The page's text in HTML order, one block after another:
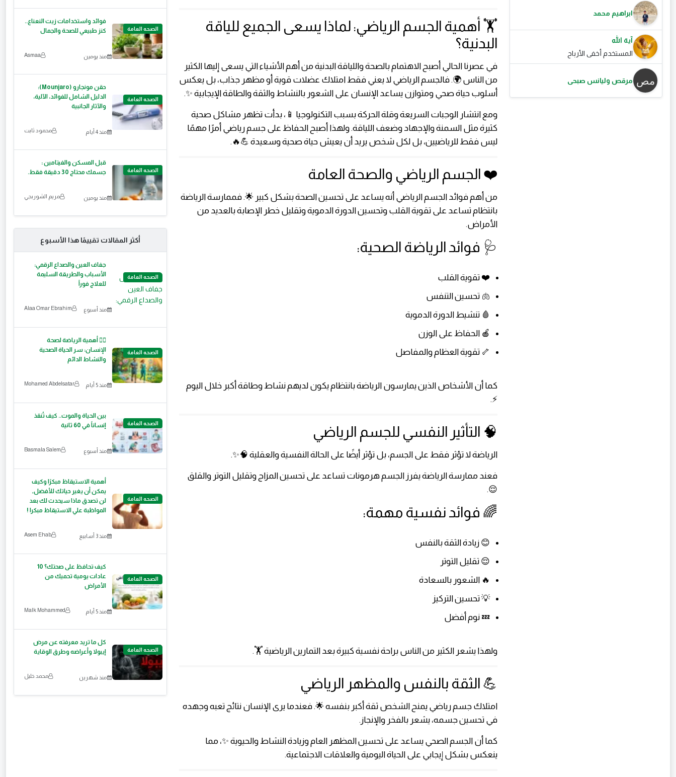
ابراهيم محمد
آية الله
المستخدم أخفى الأرباح
مرقص وليانس صبحى
🏋️ أهمية الجسم الرياضي: لماذا يسعى الجميع للياقة
البدنية؟
في عصرنا الحالي أصبح الاهتمام بالصحة واللياقة البدنية من أهم الأشياء التي يسعى إليها الكثير
من الناس 🌍. فالجسم الرياضي لا يعني فقط امتلاك عضلات قوية أو مظهر جذاب، بل يعكس
أسلوب حياة صحي ومتوازن يساعد الإنسان على الشعور بالنشاط والثقة والطاقة الإيجابية ✨.
ومع انتشار الوجبات السريعة وقلة الحركة بسبب التكنولوجيا 📱، بدأت تظهر مشاكل صحية
كثيرة مثل السمنة والإجهاد وضعف اللياقة. ولهذا أصبح الحفاظ على جسم رياضي أمرًا مهمًا
ليس فقط للرياضيين، بل لكل شخص يريد أن يعيش حياة صحية وسعيدة 💪🔥.
❤️ الجسم الرياضي والصحة العامة
من أهم فوائد الجسم الرياضي أنه يساعد على تحسين الصحة بشكل كبير 🌟. فممارسة الرياضة
بانتظام تساعد على تقوية القلب وتحسين الدورة الدموية وتقليل خطر الإصابة بالعديد من
الأمراض.
🩺 فوائد الرياضة الصحية:
❤️ تقوية القلب
🫁 تحسين التنفس
🩸 تنشيط الدورة الدموية
🍎 الحفاظ على الوزن
🦴 تقوية العظام والمفاصل
كما أن الأشخاص الذين يمارسون الرياضة بانتظام يكون لديهم نشاط وطاقة أكبر خلال اليوم
⚡.
🧠 التأثير النفسي للجسم الرياضي
الرياضة لا تؤثر فقط على الجسم، بل تؤثر أيضًا على الحالة النفسية والعقلية 🧠✨.
فعند ممارسة الرياضة يفرز الجسم هرمونات تساعد على تحسين المزاج وتقليل التوتر والقلق
😌.
🌈 فوائد نفسية مهمة:
😊 زيادة الثقة بالنفس
😌 تقليل التوتر
🔥 الشعور بالسعادة
💡 تحسين التركيز
💤 نوم أفضل
ولهذا يشعر الكثير من الناس براحة نفسية كبيرة بعد التمارين الرياضية 🏋️.
💪 الثقة بالنفس والمظهر الرياضي
امتلاك جسم رياضي يمنح الشخص ثقة أكبر بنفسه 🌟. فعندما يرى الإنسان نتائج تعبه وجهده
في تحسين جسمه، يشعر بالفخر والإنجاز.
كما أن الجسم الصحي يساعد على تحسين المظهر العام وزيادة النشاط والحيوية ✨، مما
ينعكس بشكل إيجابي على الحياة اليومية والعلاقات الاجتماعية.
الصحه العامة
فوائد واستخدامات زيت النعناع..
كنز طبيعي للصحة والجمال
منذ يومين Asmaa
الصحه العامة
حقن مونجارو (Mounjaro):
الدليل الشامل للفوائد، الآلية،
والآثار الجانبية
منذ 4 أيام محمود ثابت
الصحه العامة
قبل المسكن والفيتامين :
جسمك محتاج 30 دقيقة فقط.
منذ يومين مريم الشوربجي
أكثر المقالات تقييمًا هذا الأسبوع
الصحه العامة
جفاف العين والصداع الرقمي:
الأسباب والطريقة السليمة
للعلاج فوراً
منذ أسبوع Alaa Omar Ebrahim
الصحه العامة
🏃‍♂️ أهمية الرياضة لصحة
الإنسان: سر الحياة الصحية
والنشاط الدائم
منذ 5 أيام Mohamed Abdelsatar
الصحه العامة
بين الحياة والموت.. كيف تُنقذ
إنساناً في 60 ثانية
منذ أسبوع Basmala Salem
الصحه العامة
أهمية الاستيقاظ مبكرًا وكيف
يمكن أن يغير حياتك للأفضل,
لن تصدق ماذا سيحدث لك بعد
المواظبة علي الاستيقاظ مبكرا !
منذ 3 أسابيع Asem Ehab
الصحه العامة
كيف تحافظ على صحتك؟ 10
عادات يومية تحميك من
الأمراض
منذ 5 أيام Malk Mohammed
الصحه العامة
كل ما تريد معرفته عن مرض
إيبولا وأعراضه وطرق الوقاية
منذ شهرين محمد خليل